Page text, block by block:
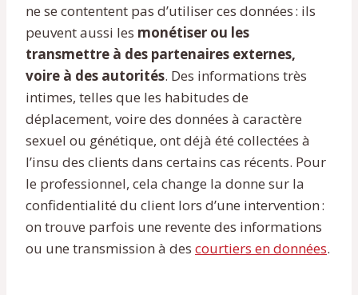
ne se contentent pas d’utiliser ces données : ils
peuvent aussi les monétiser ou les
transmettre à des partenaires externes,
voire à des autorités. Des informations très
intimes, telles que les habitudes de
déplacement, voire des données à caractère
sexuel ou génétique, ont déjà été collectées à
l’insu des clients dans certains cas récents. Pour
le professionnel, cela change la donne sur la
confidentialité du client lors d’une intervention :
on trouve parfois une revente des informations
ou une transmission à des courtiers en données.